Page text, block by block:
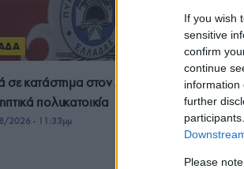
If you wish
sensitive
confirm
continue
information
further
Please
σε κατάστημα στον Άλιμο – Εκκενώθηκε
πολυκατοικία
2026 - 11:33μμ